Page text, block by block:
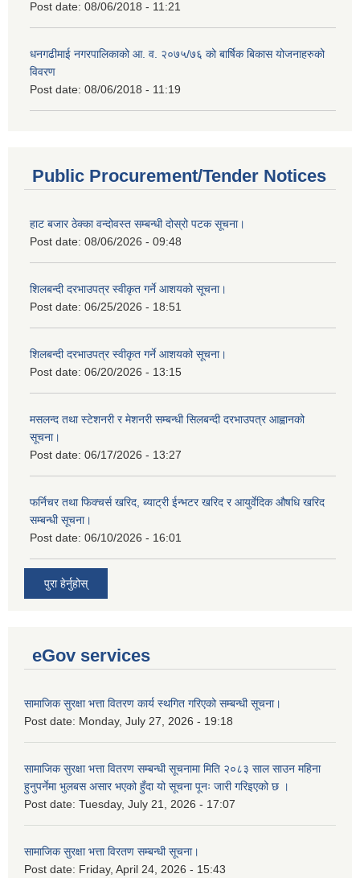
Post date: 08/06/2018 - 11:21
धनगढीमाई नगरपालिकाको आ. व. २०७५/७६ को बार्षिक बिकास योजनाहरुको
विवरण
Post date: 08/06/2018 - 11:19
Public Procurement/Tender Notices
हाट बजार ठेक्का वन्दोवस्त सम्बन्धी दोस्रो पटक सूचना।
Post date: 08/06/2026 - 09:48
शिलबन्दी दरभाउपत्र स्वीकृत गर्ने आशयको सूचना।
Post date: 06/25/2026 - 18:51
शिलबन्दी दरभाउपत्र स्वीकृत गर्ने आशयको सूचना।
Post date: 06/20/2026 - 13:15
मसलन्द तथा स्टेशनरी र मेशनरी सम्बन्धी सिलबन्दी दरभाउपत्र आह्वानको
सूचना।
Post date: 06/17/2026 - 13:27
फर्निचर तथा फिक्चर्स खरिद, ब्याट‍्री ईन्भटर खरिद र आयुर्वेदिक औषधि खरिद
सम्बन्धी सूचना।
Post date: 06/10/2026 - 16:01
पुरा हेर्नुहोस्
eGov services
सामाजिक सुरक्षा भत्ता वितरण कार्य स्थगित गरिएको सम्बन्धी सूचना।
Post date: Monday, July 27, 2026 - 19:18
सामाजिक सुरक्षा भत्ता वितरण सम्बन्धी सूचनामा मिति २०८३ साल साउन महिना
हुनुपर्नेमा भुलबस असार भएको हुँदा यो सूचना पूनः जारी गरिइएको छ ।
Post date: Tuesday, July 21, 2026 - 17:07
सामाजिक सुरक्षा भत्ता विरतण सम्बन्धी सूचना।
Post date: Friday, April 24, 2026 - 15:43